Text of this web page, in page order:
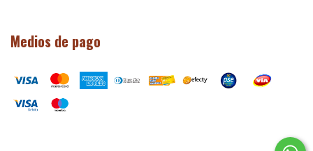
Medios de pago